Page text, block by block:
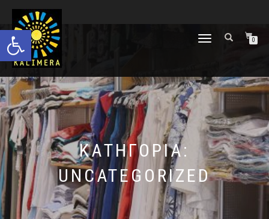
Ανοίξτε τη γραμμή εργαλείων
ΕΝΑΛΛΑΓΉ
0
ΚΑΤΗΓΟΡΊΑ:
UNCATEGORIZED